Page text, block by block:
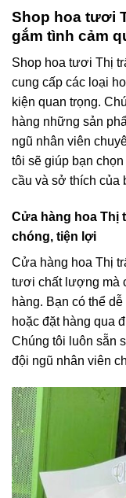
Shop hoa tươi
gắm tình cảm
Shop hoa tươi Thị
cung cấp các loại
kiện quan trọng.
hàng những sản
ngũ nhân viên
tôi sẽ giúp bạn
cầu và sở thích của
Cửa hàng hoa Thị
chóng, tiện lợi
Cửa hàng hoa Thị
tươi chất lượng mà
hàng. Bạn có thể
hoặc đặt hàng qua
Chúng tôi luôn sẵn
đội ngũ nhân viên